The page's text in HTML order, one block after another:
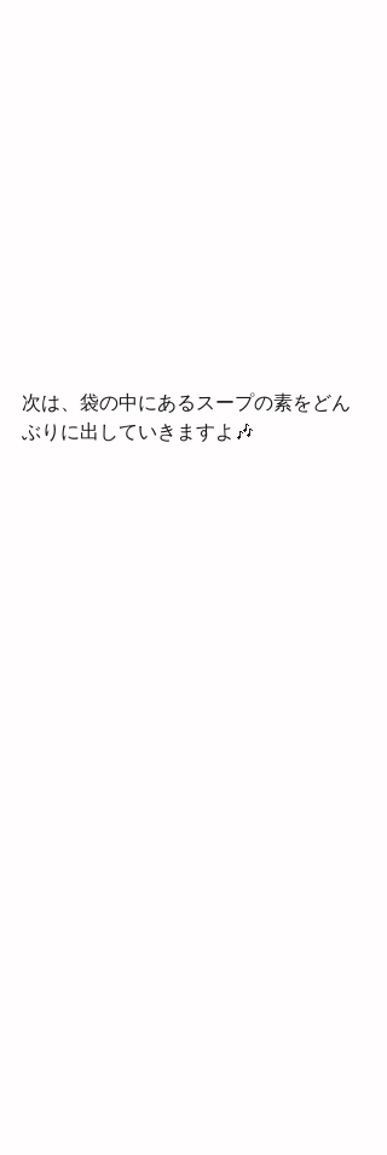
次は、袋の中にあるスープの素をどん
ぶりに出していきますよ🎶